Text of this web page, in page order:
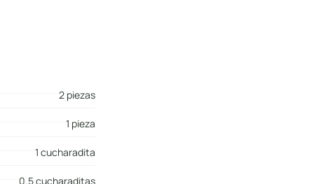
2 piezas
1 pieza
1 cucharadita
0.5 cucharaditas